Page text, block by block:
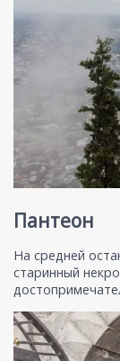
Пантеон
На средней
старинный